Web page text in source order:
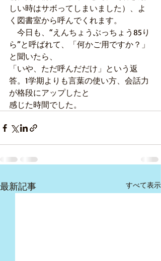
しい時はサボってしまいました）、よ
く図書室から呼んでくれます。
今日も、“えんちょうぶっちょう85り
ら”と呼ばれて、「何かご用ですか？」
と聞いたら、
「いや、ただ呼んだだけ」という返
答。1学期よりも言葉の使い方、会話力
が格段にアップしたと
感じた時間でした。
最新記事 すべて表示